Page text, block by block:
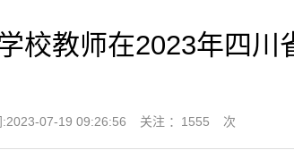
校教师在2023年四川
:2023-07-19 09:26:56 关注 ： 1555 次